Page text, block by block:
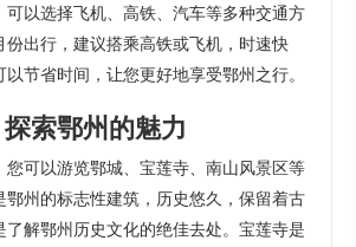
可以选择飞机、高铁、汽车等多种交通方
份出行，建议搭乘高铁或飞机，时速快
节省时间，让您更好地享受鄂州之行。
索鄂州的魅力
您可以游览鄂城、宝莲寺、南山风景区等
鄂州的标志性建筑，历史悠久，保留着古
了解鄂州历史文化的绝佳去处。宝莲寺是